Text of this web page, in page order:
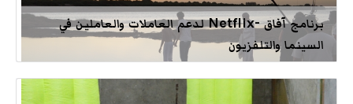
برنامج آفاق -Netflix لدعم العاملات والعاملين في
السينما والتلفزيون